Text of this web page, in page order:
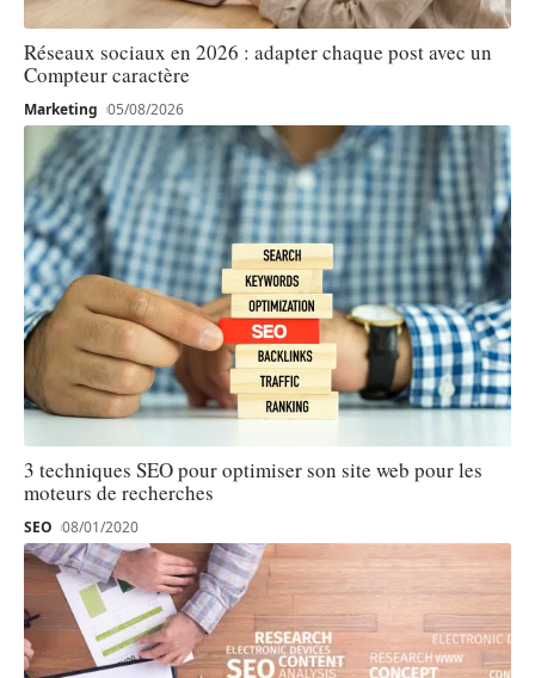
Réseaux sociaux en 2026 : adapter chaque post avec un
Compteur caractère
Marketing 05/08/2026
3 techniques SEO pour optimiser son site web pour les
moteurs de recherches
SEO 08/01/2020